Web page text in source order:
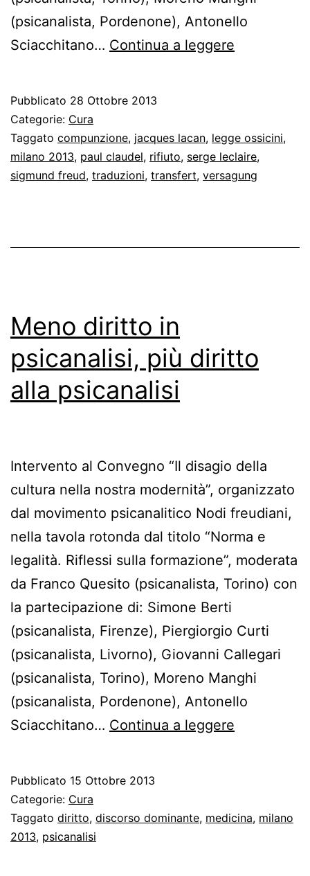
(psicanalista, Pordenone), Antonello
Sciacchitano… Continua a leggere
Pubblicato 28 Ottobre 2013
Categorie: Cura
Taggato compunzione, jacques lacan, legge ossicini,
milano 2013, paul claudel, rifiuto, serge leclaire,
sigmund freud, traduzioni, transfert, versagung
Meno diritto in
psicanalisi, più diritto
alla psicanalisi
Intervento al Convegno “Il disagio della
cultura nella nostra modernità”, organizzato
dal movimento psicanalitico Nodi freudiani,
nella tavola rotonda dal titolo “Norma e
legalità. Riflessi sulla formazione”, moderata
da Franco Quesito (psicanalista, Torino) con
la partecipazione di: Simone Berti
(psicanalista, Firenze), Piergiorgio Curti
(psicanalista, Livorno), Giovanni Callegari
(psicanalista, Torino), Moreno Manghi
(psicanalista, Pordenone), Antonello
Sciacchitano… Continua a leggere
più
Pubblicato 15 Ottobre 2013
Categorie: Cura
Taggato diritto, discorso dominante, medicina, milano
2013, psicanalisi